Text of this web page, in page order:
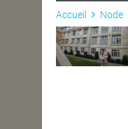
L'ÉCOLE
Accueil Node